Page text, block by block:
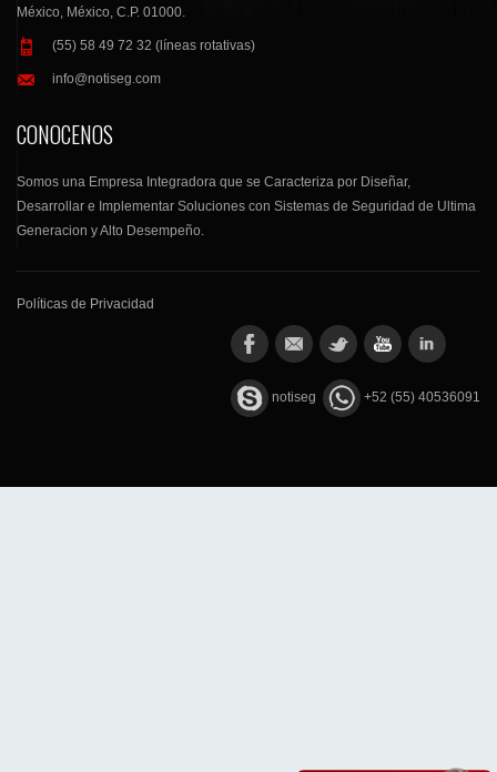
México, México, C.P. 01000.
(55) 58 49 72 32 (líneas rotativas)
info@notiseg.com
CONOCENOS
Somos una Empresa Integradora que se Caracteriza por Diseñar,
Desarrollar e Implementar Soluciones con Sistemas de Seguridad de Ultima
Generacion y Alto Desempeño.
Políticas de Privacidad
notiseg +52 (55) 40536091